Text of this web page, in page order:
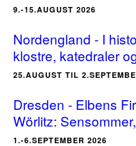
9.-15.AUGUST 2026
Nordengland - I
klostre, katedraler
25.AUGUST TIL
Dresden - Elbens
Wörlitz:
1.-6.SEPTEMBER 2026